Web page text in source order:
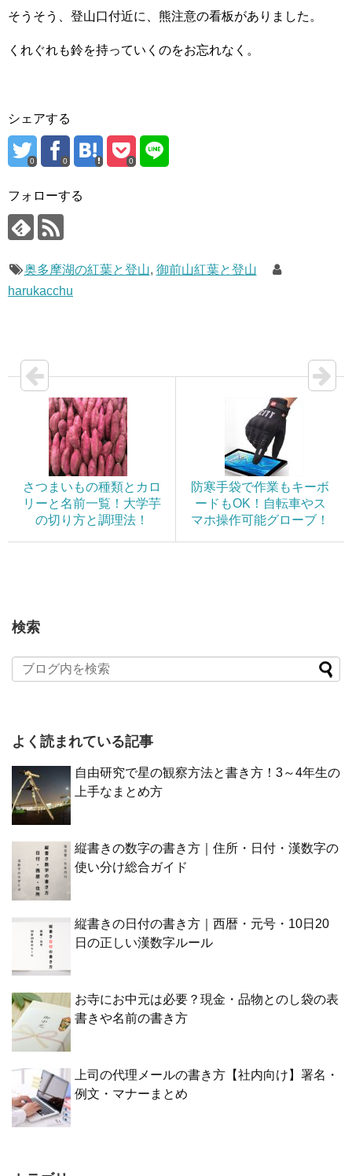
そうそう、登山口付近に、熊注意の看板がありました。
くれぐれも鈴を持っていくのをお忘れなく。
シェアする
0 0 0
フォローする
奥多摩湖の紅葉と登山, 御前山紅葉と登山
harukacchu
さつまいもの種類とカロ
リーと名前一覧！大学芋
の切り方と調理法！
防寒手袋で作業もキーボ
ードもOK！自転車やス
マホ操作可能グローブ！
検索
よく読まれている記事
自由研究で星の観察方法と書き方！3～4年生の
上手なまとめ方
縦書きの数字の書き方｜住所・日付・漢数字の
使い分け総合ガイド
縦書きの日付の書き方｜西暦・元号・10日20
日の正しい漢数字ルール
お寺にお中元は必要？現金・品物とのし袋の表
書きや名前の書き方
上司の代理メールの書き方【社内向け】署名・
例文・マナーまとめ